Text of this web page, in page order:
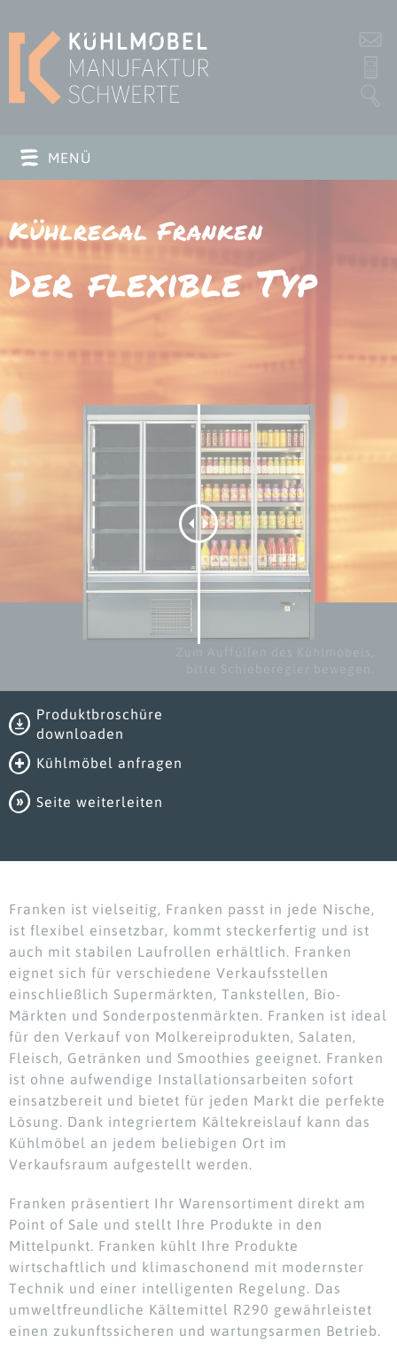
MENÜ
Kühl­regal Franken
Der flexible Typ
Produktbroschüre
downloaden
Kühlmöbel anfragen
Seite weiterleiten
Franken ist vielseitig, Franken passt in jede Nische,
ist flexibel einsetzbar, kommt steckerfertig und ist
auch mit stabilen Laufrollen erhältlich. Franken
eignet sich für verschiedene Verkaufsstellen
einschließlich Supermärkten, Tankstellen, Bio-
Märkten und Sonderpostenmärkten. Franken ist ideal
für den Verkauf von Molkereiprodukten, Salaten,
Fleisch, Getränken und Smoothies geeignet. Franken
ist ohne aufwendige Installationsarbeiten sofort
einsatzbereit und bietet für jeden Markt die perfekte
Lösung. Dank integriertem Kältekreislauf kann das
Kühlmöbel an jedem beliebigen Ort im
Verkaufsraum aufgestellt werden.
Franken präsentiert Ihr Warensortiment direkt am
Point of Sale und stellt Ihre Produkte in den
Mittelpunkt. Franken kühlt Ihre Produkte
wirtschaftlich und klimaschonend mit modernster
Technik und einer intelligenten Regelung. Das
umweltfreundliche Kältemittel R290 gewährleistet
einen zukunftssicheren und wartungsarmen Betrieb.